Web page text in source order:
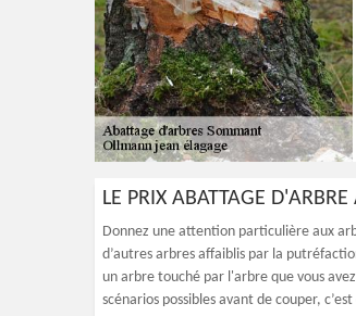
LE PRIX ABATTAGE
Donnez une attention particulière aux
d’autres arbres affaiblis par la
un arbre touché par l'arbre que vous
scénarios possibles avant de couper,